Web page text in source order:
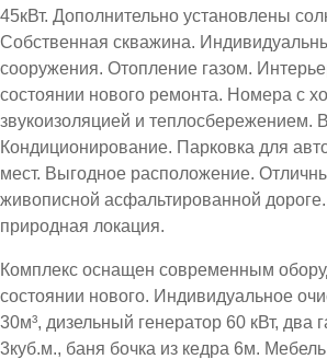
45кВт. Дополнительно установлены
Собственная скважина.
сооружения. Отопление газом.
состоянии нового ремонта. Номера с
звукоизоляцией и теплосбережением.
Кондиционирование. Парковка для
мест. Выгодное расположение.
живописной асфальтированной
природная локация.
Комплекс оснащен современным
состоянии нового. Индивидуальное
30м³, дизельный генератор 60 кВт, два
3куб.м., баня бочка из кедра 6м.